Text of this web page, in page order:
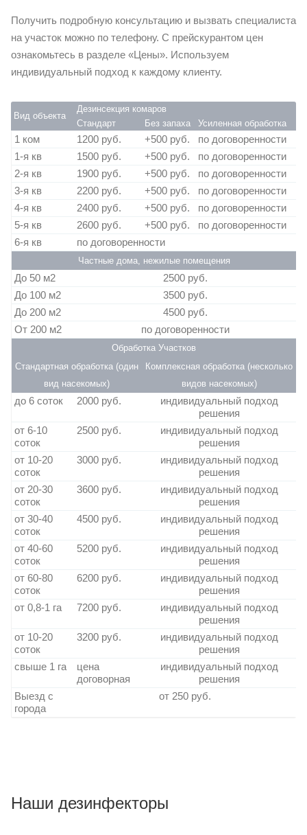
Получить подробную консультацию и вызвать специалиста
на участок можно по телефону. С прейскурантом цен
ознакомьтесь в разделе «Цены». Используем
индивидуальный подход к каждому клиенту.
Вид объекта
Дезинсекция комаров
Стандарт
Без запаха Усиленная обработка
1 ком 1200 руб. +500 руб.
по договоренности
1-я кв
1500 руб. +500 руб.
по договоренности
2-я кв
1900 руб. +500 руб.
по договоренности
3-я кв
2200 руб. +500 руб.
по договоренности
4-я кв
2400 руб. +500 руб.
по договоренности
5-я кв
2600 руб. +500 руб.
по договоренности
6-я кв
по договоренности
Частные дома, нежилые помещения
До 50 м2
2500 руб.
До 100 м2
3500 руб.
До 200 м2
4500 руб.
От 200 м2
по договоренности
Обработка Участков
Стандартная обработка (один
вид насекомых)
Комплексная обработка (несколько
видов насекомых)
до 6 соток 2000 руб.
индивидуальный подход
решения
от 6-10
соток
2500 руб.
индивидуальный подход
решения
от 10-20
соток
3000 руб.
индивидуальный подход
решения
от 20-30
соток
3600 руб.
индивидуальный подход
решения
от 30-40
соток
4500 руб.
индивидуальный подход
решения
от 40-60
соток
5200 руб.
индивидуальный подход
решения
от 60-80
соток
6200 руб.
индивидуальный подход
решения
от 0,8-1 га
7200 руб.
индивидуальный подход
решения
от 10-20
соток
3200 руб.
индивидуальный подход
решения
свыше 1 га
цена
договорная
индивидуальный подход
решения
Выезд с
города
от 250 руб.
Наши дезинфекторы